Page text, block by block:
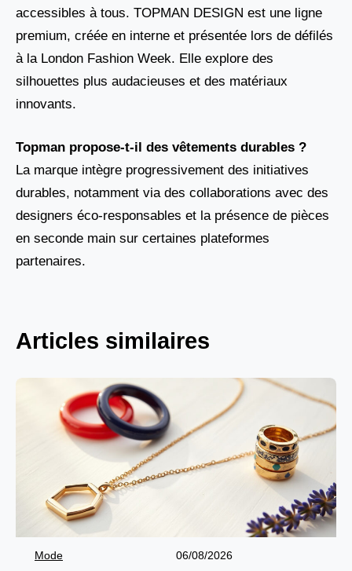
accessibles à tous. TOPMAN DESIGN est une ligne
premium, créée en interne et présentée lors de défilés
à la London Fashion Week. Elle explore des
silhouettes plus audacieuses et des matériaux
innovants.
Topman propose-t-il des vêtements durables ?
La marque intègre progressivement des initiatives
durables, notamment via des collaborations avec des
designers éco-responsables et la présence de pièces
en seconde main sur certaines plateformes
partenaires.
Articles similaires
Mode 06/08/2026